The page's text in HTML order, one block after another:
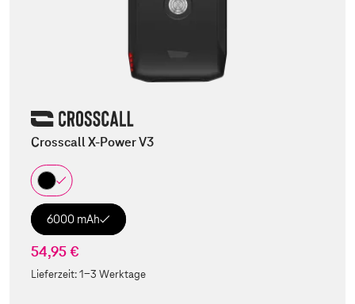
Crosscall X-Power V3
6000 mAh
54,95 €
Lieferzeit:1-3 Werktage